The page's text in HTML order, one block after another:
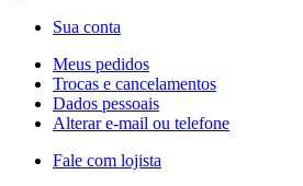
Sua conta
Meus pedidos
Trocas e cancelamentos
Dados pessoais
Alterar e-mail ou telefone
Fale com lojista